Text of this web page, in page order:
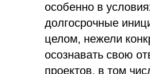
особенно в
долгосрочные
целом, нежели
осознавать свою
проектов, в том